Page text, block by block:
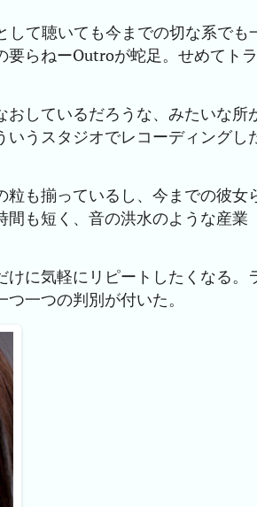
て聴いても今までの切な系でも
要らねーOutroが蛇足。せめてトラ
おしているだろうな、みたいな所
うスタジオでレコーディングし
も揃っているし、今までの彼女
間も短く、音の洪水のような産業
に気軽にリピートしたくなる。
一つの判別が付いた。